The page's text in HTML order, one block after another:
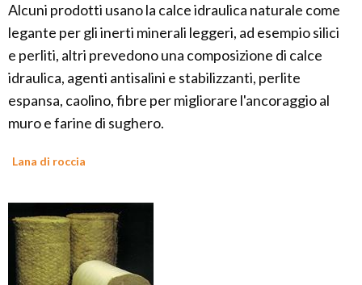
Alcuni prodotti usano la calce idraulica naturale come
legante per gli inerti minerali leggeri, ad esempio silici
e perliti, altri prevedono una composizione di calce
idraulica, agenti antisalini e stabilizzanti, perlite
espansa, caolino, fibre per migliorare l'ancoraggio al
muro e farine di sughero.
Lana di roccia